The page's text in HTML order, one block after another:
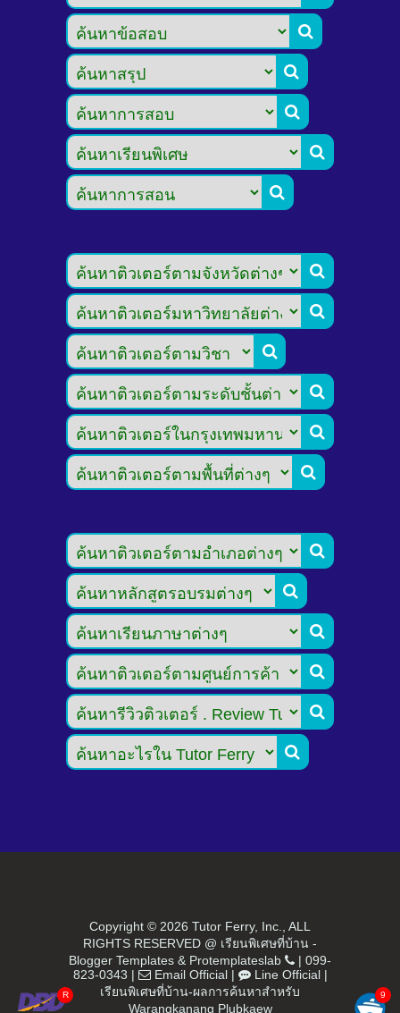

















Copyright © 2026 Tutor Ferry, Inc., ALL
RIGHTS RESERVED @ เรียนพิเศษที่บ้าน -
Blogger Templates & Protemplateslab | 099-
823-0343 | Email Official| Line Official|
เรียนพิเศษที่บ้าน-ผลการค้นหาสำหรับ
Warangkanang Plubkaew